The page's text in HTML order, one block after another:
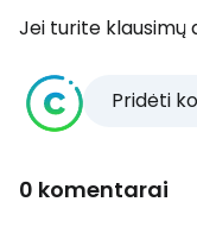
Jei turite klausimų
Pridėti
0 komentarai